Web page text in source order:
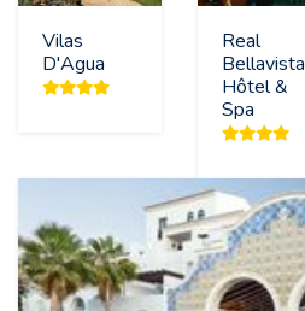
Vilas
D'Agua
Real
Bellavista
Hôtel &
Spa